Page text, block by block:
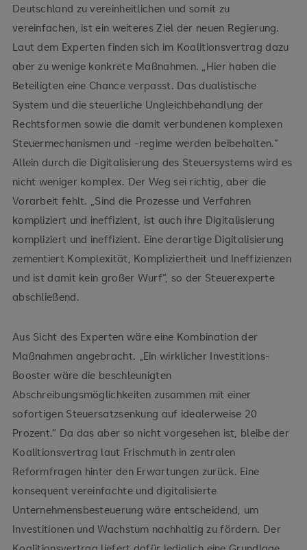
Deutschland zu vereinheitlichen und somit zu
vereinfachen, ist ein weiteres Ziel der neuen Regierung.
Laut dem Experten finden sich im Koalitionsvertrag dazu
aber zu wenige konkrete Maßnahmen. „Hier haben die
Beteiligten eine Chance verpasst. Das dualistische
System und die steuerliche Ungleichbehandlung der
Rechtsformen sowie die damit verbundenen komplexen
Steuermechanismen und -regime werden beibehalten.“
Allein durch die Digitalisierung des Steuersystems wird es
nicht weniger komplex. Der Weg sei richtig, aber die
Vorarbeit fehlt. „Sind die Prozesse und Verfahren
kompliziert und ineffizient, ist auch ihre Digitalisierung
kompliziert und ineffizient. Eine derartige Digitalisierung
zementiert Komplexität, Kompliziertheit und Ineffizienzen
und ist damit kein großer Wurf“, so der Steuerexperte
abschließend.
Aus Sicht des Experten wäre eine Kombination der
Maßnahmen angebracht. „Ein wirklicher Investitions-
Booster wäre die beschleunigten
Abschreibungsmöglichkeiten zusammen mit einer
sofortigen Steuersatzsenkung auf idealerweise 20
Prozent.“ Da das aber so nicht vorgesehen ist, bleibe der
Koalitionsvertrag laut Frischmuth in zentralen
Reformfragen hinter den Erwartungen zurück. Eine
konsequent vereinfachte und digitalisierte
Unternehmensbesteuerung wäre entscheidend, um
Investitionen und Wachstum nachhaltig zu fördern. Der